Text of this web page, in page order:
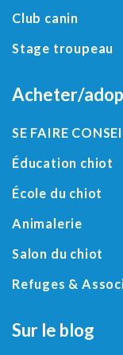
Club canin
Stage troupeau
Acheter/
SE FAIRE
Éducation chiot
École du chiot
Animalerie
Salon du chiot
Refuges &
Sur le blog